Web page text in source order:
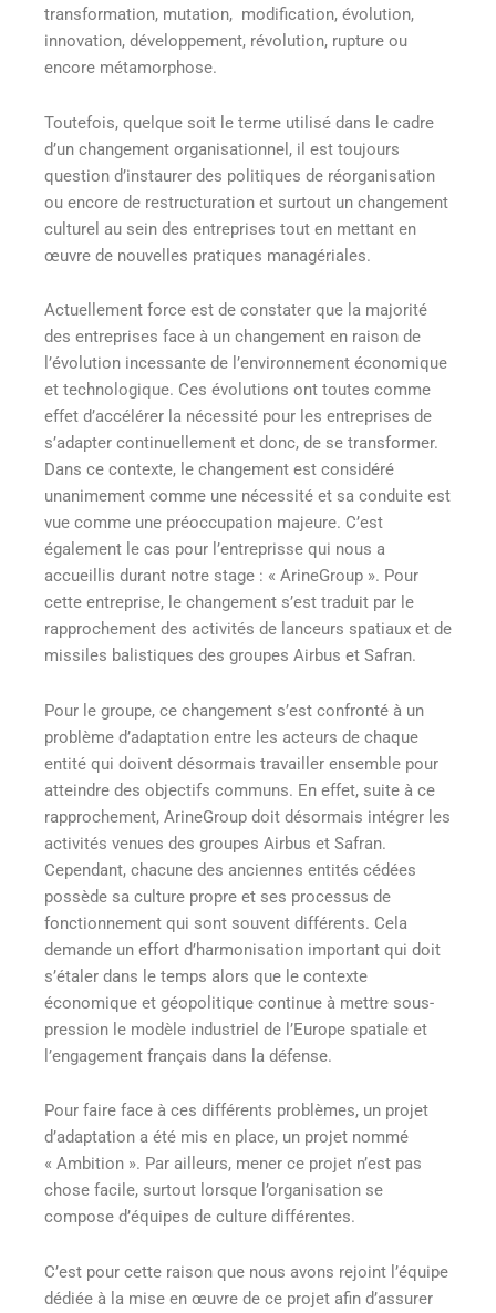
transformation, mutation, modification, évolution,
innovation, développement, révolution, rupture ou
encore métamorphose.
Toutefois, quelque soit le terme utilisé dans le cadre
d’un changement organisationnel, il est toujours
question d’instaurer des politiques de réorganisation
ou encore de restructuration et surtout un changement
culturel au sein des entreprises tout en mettant en
œuvre de nouvelles pratiques managériales.
Actuellement force est de constater que la majorité
des entreprises face à un changement en raison de
l’évolution incessante de l’environnement économique
et technologique. Ces évolutions ont toutes comme
effet d’accélérer la nécessité pour les entreprises de
s’adapter continuellement et donc, de se transformer.
Dans ce contexte, le changement est considéré
unanimement comme une nécessité et sa conduite est
vue comme une préoccupation majeure. C’est
également le cas pour l’entreprisse qui nous a
accueillis durant notre stage : « ArineGroup ». Pour
cette entreprise, le changement s’est traduit par le
rapprochement des activités de lanceurs spatiaux et de
missiles balistiques des groupes Airbus et Safran.
Pour le groupe, ce changement s’est confronté à un
problème d’adaptation entre les acteurs de chaque
entité qui doivent désormais travailler ensemble pour
atteindre des objectifs communs. En effet, suite à ce
rapprochement, ArineGroup doit désormais intégrer les
activités venues des groupes Airbus et Safran.
Cependant, chacune des anciennes entités cédées
possède sa culture propre et ses processus de
fonctionnement qui sont souvent différents. Cela
demande un effort d’harmonisation important qui doit
s’étaler dans le temps alors que le contexte
économique et géopolitique continue à mettre sous-
pression le modèle industriel de l’Europe spatiale et
l’engagement français dans la défense.
Pour faire face à ces différents problèmes, un projet
d’adaptation a été mis en place, un projet nommé
« Ambition ». Par ailleurs, mener ce projet n’est pas
chose facile, surtout lorsque l’organisation se
compose d’équipes de culture différentes.
C’est pour cette raison que nous avons rejoint l’équipe
dédiée à la mise en œuvre de ce projet afin d’assurer